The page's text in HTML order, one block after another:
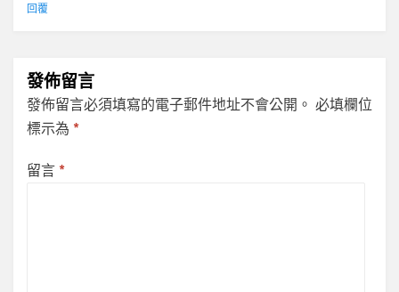
回覆
發佈留言
發佈留言必須填寫的電子郵件地址不會公開。 必填欄位
標示為 *
留言 *